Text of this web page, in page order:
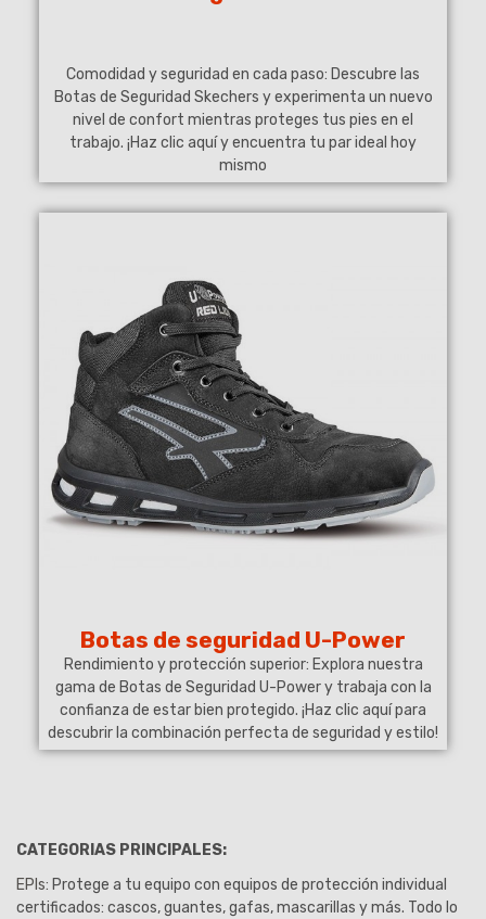
Comodidad y seguridad en cada paso: Descubre las
Botas de Seguridad Skechers y experimenta un nuevo
nivel de confort mientras proteges tus pies en el
trabajo. ¡Haz clic aquí y encuentra tu par ideal hoy
mismo
Botas de seguridad U-Power
Rendimiento y protección superior: Explora nuestra
gama de Botas de Seguridad U-Power y trabaja con la
confianza de estar bien protegido. ¡Haz clic aquí para
descubrir la combinación perfecta de seguridad y estilo!
CATEGORIAS PRINCIPALES:
EPIs: Protege a tu equipo con equipos de protección individual
certificados: cascos, guantes, gafas, mascarillas y más. Todo lo